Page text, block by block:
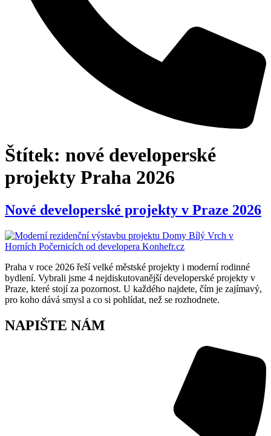
Štítek: nové developerské
projekty Praha 2026
Nové developerské projekty v Praze 2026
Praha v roce 2026 řeší velké městské projekty i moderní rodinné
bydlení. Vybrali jsme 4 nejdiskutovanější developerské projekty v
Praze, které stojí za pozornost. U každého najdete, čím je zajímavý,
pro koho dává smysl a co si pohlídat, než se rozhodnete.
NAPIŠTE NÁM